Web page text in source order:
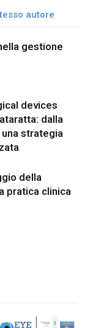
autore
gestione
devices
dalla
strategia
della
pratica clinica